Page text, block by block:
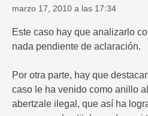
marzo 17, 2010 a las 17:34
Este caso hay que analizarlo
nada pendiente de aclaración.
Por otra parte, hay que
caso le ha venido como anillo
abertzale ilegal, que así ha